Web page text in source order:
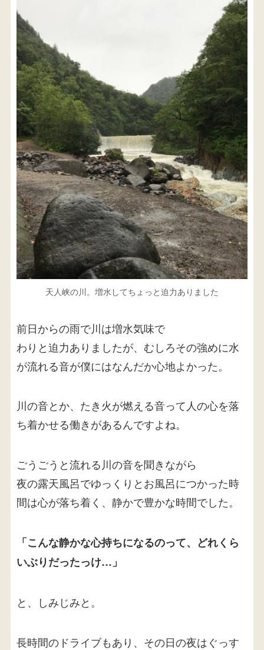
天人峡の川。増水してちょっと迫力ありました
前日からの雨で川は増水気味で
わりと迫力ありましたが、むしろその強めに水
が流れる音が僕にはなんだか心地よかった。
川の音とか、たき火が燃える音って人の心を落
ち着かせる働きがあるんですよね。
ごうごうと流れる川の音を聞きながら
夜の露天風呂でゆっくりとお風呂につかった時
間は心が落ち着く、静かで豊かな時間でした。
「こんな静かな心持ちになるのって、どれくら
いぶりだったっけ…」
と、しみじみと。
長時間のドライブもあり、その日の夜はぐっす